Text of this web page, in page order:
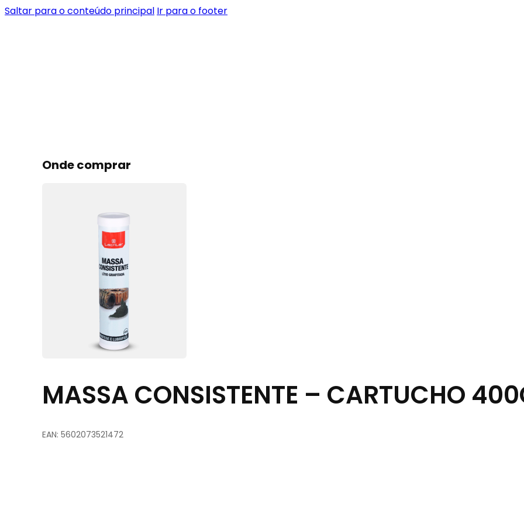
Saltar para o conteúdo principal Ir para o footer
Onde comprar
MASSA CONSISTENTE – CARTUCHO
EAN: 5602073521472